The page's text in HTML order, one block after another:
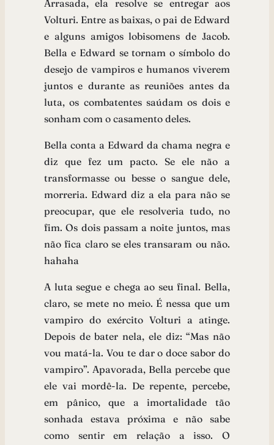
Arrasada, ela resolve se entregar aos
Volturi. Entre as baixas, o pai de Edward
e alguns amigos lobisomens de Jacob.
Bella e Edward se tornam o símbolo do
desejo de vampiros e humanos viverem
juntos e durante as reuniões antes da
luta, os combatentes saúdam os dois e
sonham com o casamento deles.
Bella conta a Edward da chama negra e
diz que fez um pacto. Se ele não a
transformasse ou besse o sangue dele,
morreria. Edward diz a ela para não se
preocupar, que ele resolveria tudo, no
fim. Os dois passam a noite juntos, mas
não fica claro se eles transaram ou não.
hahaha
A luta segue e chega ao seu final. Bella,
claro, se mete no meio. É nessa que um
vampiro do exército Volturi a atinge.
Depois de bater nela, ele diz: “Mas não
vou matá-la. Vou te dar o doce sabor do
vampiro”. Apavorada, Bella percebe que
ele vai mordê-la. De repente, percebe,
em pânico, que a imortalidade tão
sonhada estava próxima e não sabe
como sentir em relação a isso. O